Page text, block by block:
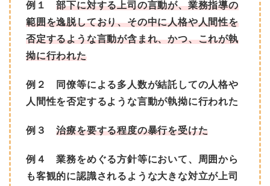
例１部下に対する上司の言動が、業務指導の
範囲を逸脱しており、その中に人格や人間性を
否定するような言動が含まれ、かつ、これが執
拗に行われた
例２ 同僚等による多人数が結託しての人格や
人間性を否定するような言動が執拗に行われた
例３治療を要する程度の暴行を受けた
例４ 業務をめぐる方針等において、周囲から
も客観的に認識されるような大きな対立が上司